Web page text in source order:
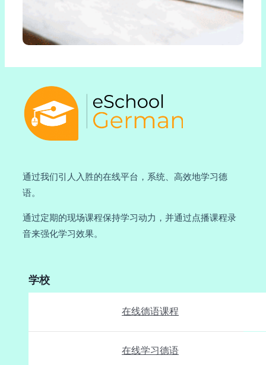
通过我们引人入胜的在线平台，系统、高效地学习德
语。
通过定期的现场课程保持学习动力，并通过点播课程录
音来强化学习效果。
学校
在线德语课程
在线学习德语